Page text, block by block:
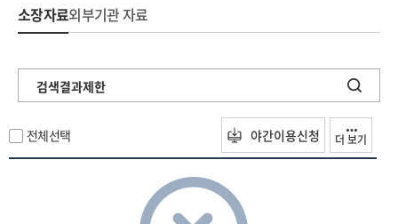
소장자료외부기관 자료
검색결과제한
전체선택 야간이용신청 더 보기